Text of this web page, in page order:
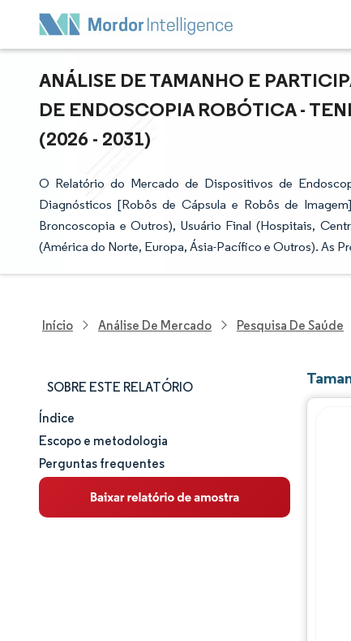
ANÁLISE DE TAMANHO E
DE ENDOSCOPIA ROBÓTICA -
(2026 - 2031)
O Relatório do Mercado de Dispositivos de
Diagnósticos [Robôs de Cápsula e Robôs de
Broncoscopia e Outros), Usuário Final (Hospitais,
(América do Norte, Europa, Ásia-Pacífico e Outros). As
Início Análise De Mercado Pesquisa De Saúde
SOBRE ESTE RELATÓRIO
Tamanho e participação de mercado
Análise de mercado
Tendências e insights
Índice
Escopo e metodologia
Perguntas frequentes